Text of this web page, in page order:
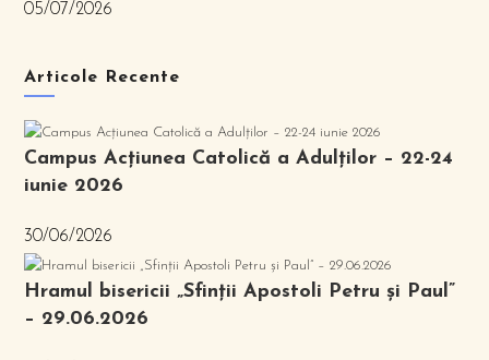
05/07/2026
Articole Recente
Campus Acțiunea Catolică a Adulților – 22-24
iunie 2026
30/06/2026
Hramul bisericii „Sfinții Apostoli Petru și Paul”
– 29.06.2026